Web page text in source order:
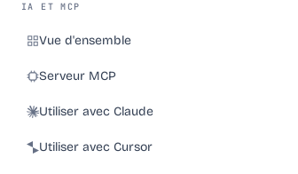
IA ET MCP
Vue d'ensemble
Serveur MCP
Utiliser avec Claude
Utiliser avec Cursor